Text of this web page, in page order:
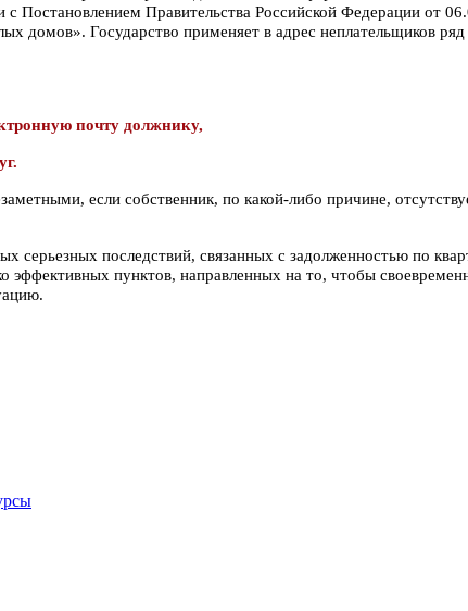
с Постановлением Правительства Российской Федерации от
домов». Государство применяет в адрес неплательщиков
почту должнику,
если собственник, по какой-либо причине,
серьезных последствий, связанных с задолженностью по
эффективных пунктов, направленных на то, чтобы